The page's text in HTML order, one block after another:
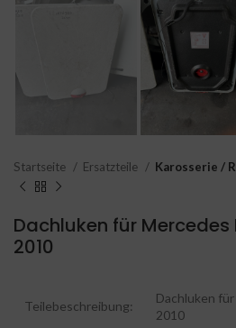
Startseite Ersatzteile Karosserie /
Dachluken für Mercedes
2010
Teilebeschreibung:
Dachluken
2010